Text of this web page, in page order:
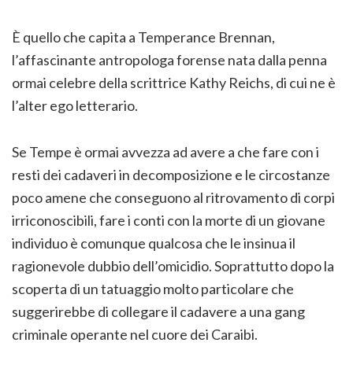
È quello che capita a Temperance Brennan,
l’affascinante antropologa forense nata dalla penna
ormai celebre della scrittrice Kathy Reichs, di cui ne è
l’alter ego letterario.
Se Tempe è ormai avvezza ad avere a che fare con i
resti dei cadaveri in decomposizione e le circostanze
poco amene che conseguono al ritrovamento di corpi
irriconoscibili, fare i conti con la morte di un giovane
individuo è comunque qualcosa che le insinua il
ragionevole dubbio dell’omicidio. Soprattutto dopo la
scoperta di un tatuaggio molto particolare che
suggerirebbe di collegare il cadavere a una gang
criminale operante nel cuore dei Caraibi.